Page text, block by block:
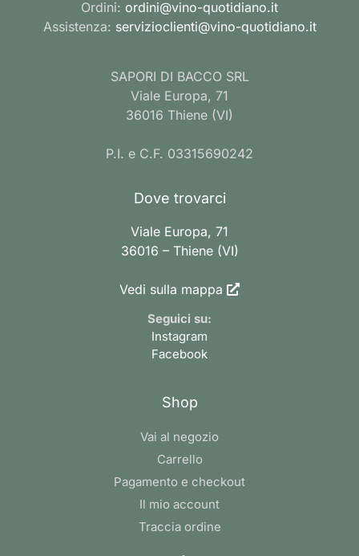
Ordini: ordini@vino-quotidiano.it
Assistenza: servizioclienti@vino-quotidiano.it
SAPORI DI BACCO SRL
Viale Europa, 71
36016 Thiene (VI)
P.I. e C.F. 03315690242
Dove trovarci
Viale Europa, 71
36016 – Thiene (VI)
Vedi sulla mappa
Seguici su:
Instagram
Facebook
Shop
Vai al negozio
Carrello
Pagamento e checkout
Il mio account
Traccia ordine